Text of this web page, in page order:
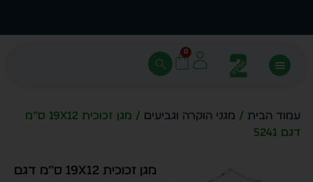
0
עמוד הבית / מגני הוקרה וגביעים
/ מגן זכוכית 19X12 ס”מ
דגם 5241
מגן זכוכית 19X12 ס”מ דגם